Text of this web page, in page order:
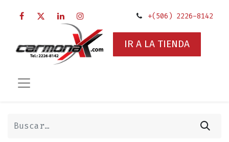
+(506) 2226-8142
IR A LA TIENDA